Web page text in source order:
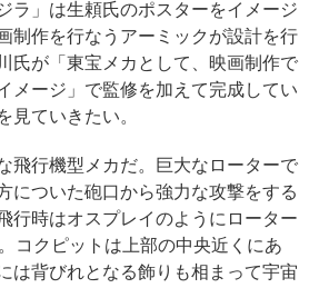
ラ」は生頼氏のポスターをイメージ
制作を行なうアーミックが設計を行
氏が「東宝メカとして、映画制作で
メージ」で監修を加えて完成してい
見ていきたい。
飛行機型メカだ。巨大なローターで
についた砲口から強力な攻撃をする
行時はオスプレイのようにローター
コクピットは上部の中央近くにあ
は背びれとなる飾りも相まって宇宙